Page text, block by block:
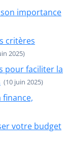
importance
critères
2025)
pour faciliter la
(10 juin 2025)
finance,
votre budget